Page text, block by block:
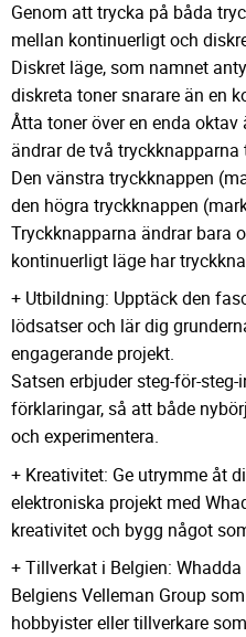
Genom att trycka på båda
mellan kontinuerligt och
Diskret läge, som namnet
diskreta toner snarare än en
Åtta toner över en enda
ändrar de två tryckknapparna
Den vänstra tryckknappen
den högra tryckknappen
Tryckknapparna ändrar bara
kontinuerligt läge har
+ Utbildning: Upptäck den
lödsatser och lär dig
engagerande projekt.
Satsen erbjuder steg-för-
förklaringar, så att både
och experimentera.
+ Kreativitet: Ge utrymme åt
elektroniska projekt med
kreativitet och bygg något
+ Tillverkat i Belgien:
Belgiens Velleman Group
hobbyister eller tillverkare